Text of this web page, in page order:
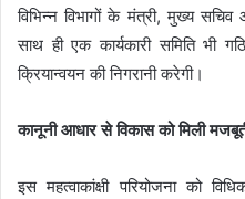
विभिन्न विभागों के मंत्री, मुख्य
साथ ही एक कार्यकारी समिति भी
क्रियान्वयन की निगरानी करेगी।
कानूनी आधार से विकास को मिली
इस महत्वाकांक्षी परियोजना को